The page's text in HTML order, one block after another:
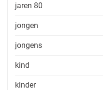
jaren 80
jongen
jongens
kind
kinder